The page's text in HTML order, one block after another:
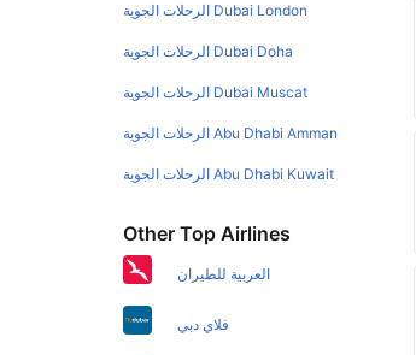
Dubai London الرحلات الجوية
Dubai Doha الرحلات الجوية
Dubai Muscat الرحلات الجوية
Abu Dhabi Amman الرحلات الجوية
Abu Dhabi Kuwait الرحلات الجوية
Other Top Airlines
العربية للطيران
فلاي دبي